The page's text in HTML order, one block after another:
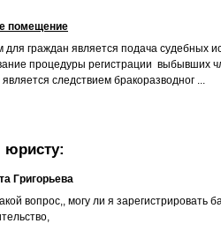
помещение
граждан является подача судебных
процедуры регистрации выбывших
следствием бракоразводног ...
Григорьева
вопрос,, могу ли я зарегистрировать